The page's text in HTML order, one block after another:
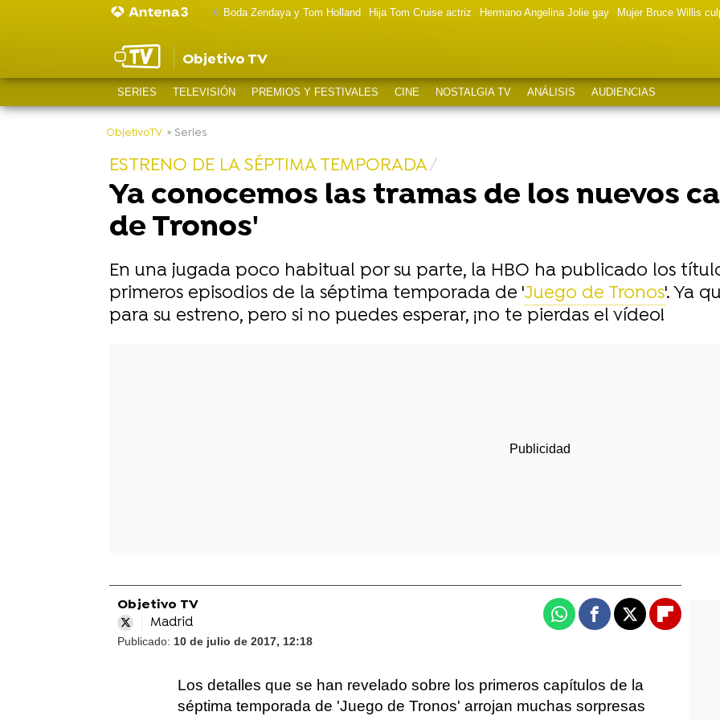
Boda Zendaya y Tom Holland Hija Tom Cruise actriz Hermano Angelina Jolie gay Mujer Bruce Willis
Objetivo TV
SERIES TELEVISIÓN PREMIOS Y FESTIVALES CINE NOSTALGIA TV ANÁLISIS AUDIENCIAS
-
ObjetivoTV » Series
ESTRENO DE LA SÉPTIMA TEMPORADA
Ya conocemos las tramas de los nuevos
de Tronos'
En una jugada poco habitual por su parte, la HBO ha publicado los
primeros episodios de la séptima temporada de 'Juego de Tronos'. Ya
para su estreno, pero si no puedes esperar, ¡no te pierdas el vídeo!
Objetivo TV
Madrid
Publicado: 10 de julio de 2017, 12:18
WhatsappFacebook
X
Los detalles que se han revelado sobre los primeros capítulos de la
séptima temporada de 'Juego de Tronos' arrojan muchas sorpresas